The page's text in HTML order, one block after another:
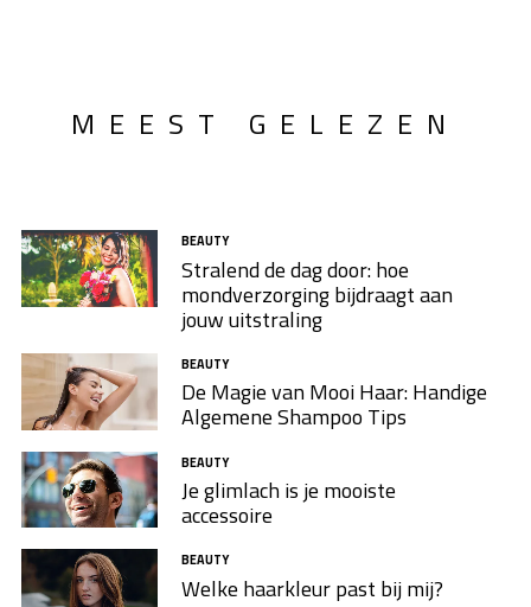
MEEST GELEZEN
BEAUTY
Stralend de dag door: hoe
mondverzorging bijdraagt aan
jouw uitstraling
BEAUTY
De Magie van Mooi Haar: Handige
Algemene Shampoo Tips
BEAUTY
Je glimlach is je mooiste
accessoire
BEAUTY
Welke haarkleur past bij mij?